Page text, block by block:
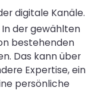
digitale Kanäle.
In der gewählten
bestehenden
Das kann über
Expertise, ein
persönliche